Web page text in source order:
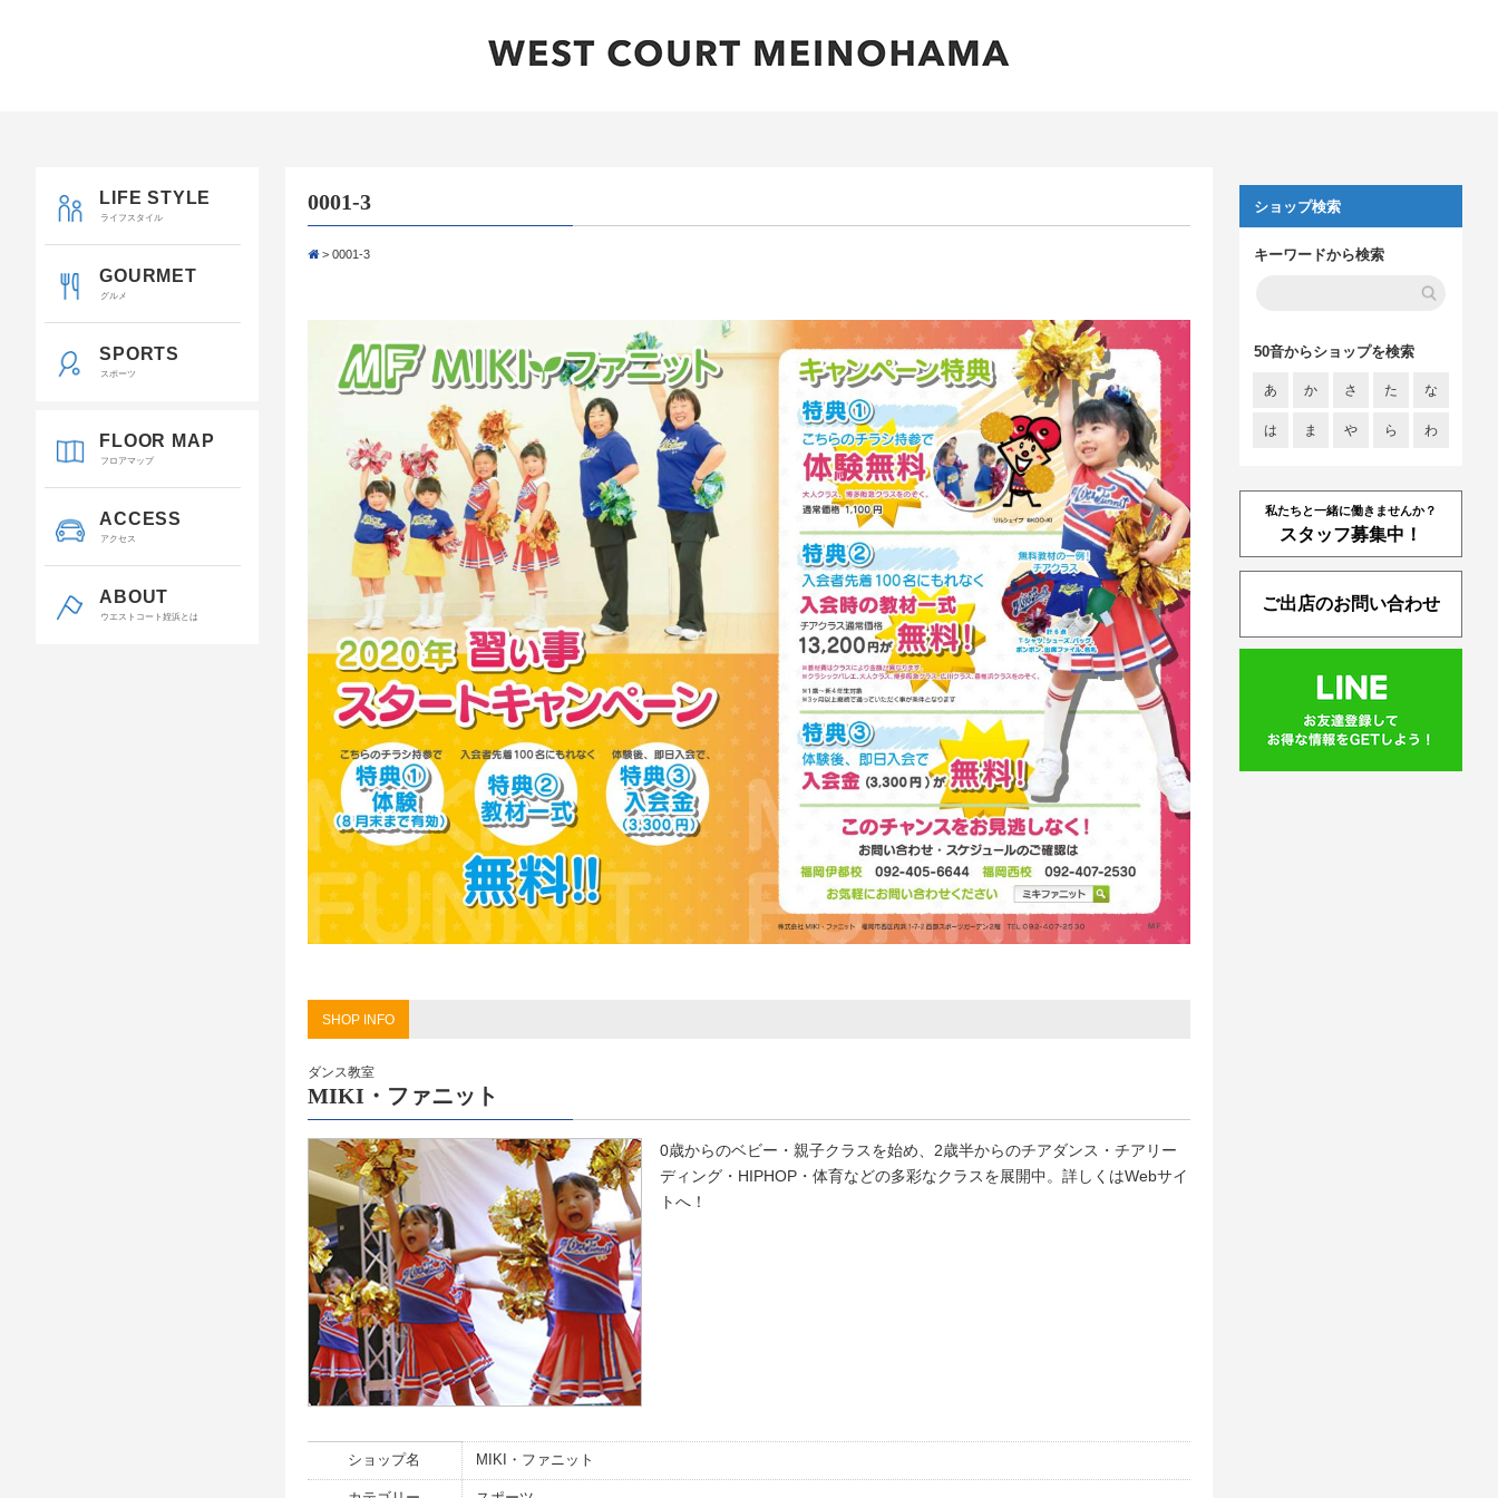
LIFE STYLE
ライフスタイル
GOURMET
グルメ
SPORTS
スポーツ
FLOOR MAP
フロアマップ
ACCESS
アクセス
ABOUT
ウエストコート姪浜とは
0001-3
> 0001-3
SHOP INFO
ダンス教室
MIKI・ファニット
0歳からのベビー・親子クラスを始め、2歳半からのチアダンス・チアリー
ディング・HIPHOP・体育などの多彩なクラスを展開中。詳しくはWebサイ
トへ！
ショップ名 MIKI・ファニット
ショップ検索
キーワードから検索
50音からショップを検索
あ か さ た な
は ま や ら わ
私たちと一緒に働きませんか？
スタッフ募集中！
ご出店のお問い合わせ